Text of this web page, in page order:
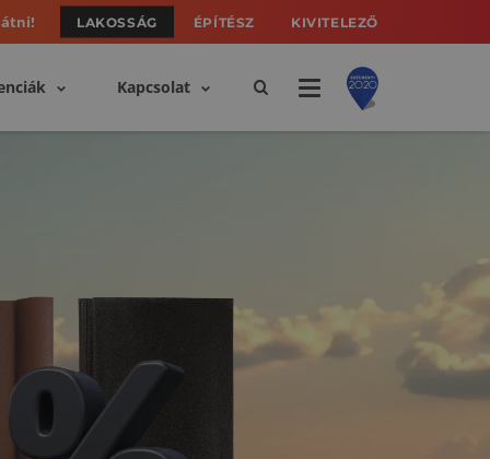
LAKOSSÁG ÉPÍTÉSZ KIVITELEZŐ
Kapcsolat